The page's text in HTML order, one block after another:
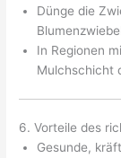
Dünge die
In Regionen
Mulchschicht
6. Vorteile des
Gesunde,